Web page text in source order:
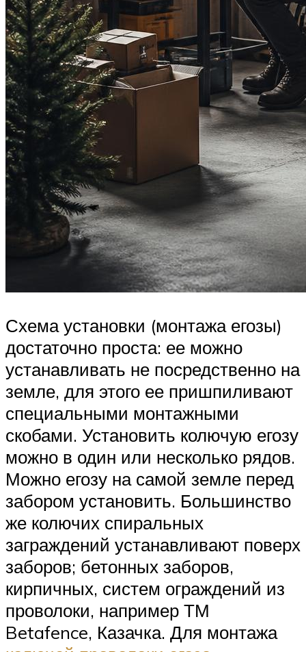
Схема установки (монтажа егозы)
достаточно проста: ее можно
устанавливать не посредственно на
земле, для этого ее пришпиливают
специальными монтажными
скобами. Установить колючую егозу
можно в один или несколько рядов.
Можно егозу на самой земле перед
забором установить. Большинство
же колючих спиральных
заграждений устанавливают поверх
заборов; бетонных заборов,
кирпичных, систем ограждений из
проволоки, например ТМ
Betafence, Казачка. Для монтажа